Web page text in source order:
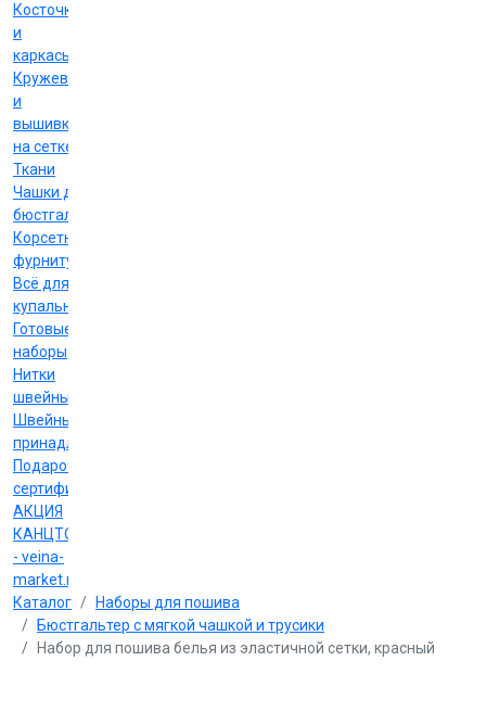
Косточки
и
каркасы
Кружево
и
вышивка
на сетке
Ткани
Чашки для
бюстгальтеров
Корсетная
фурнитура
Всё для
купальников
Готовые
наборы
Нитки
швейные
Швейные
принадлежности
Подарочные
сертификаты
АКЦИЯ
КАНЦТОВАРЫ
- veina-
market.ru
Каталог
Наборы для пошива
Бюстгальтер с мягкой чашкой и трусики
Набор для пошива белья из эластичной сетки, красный